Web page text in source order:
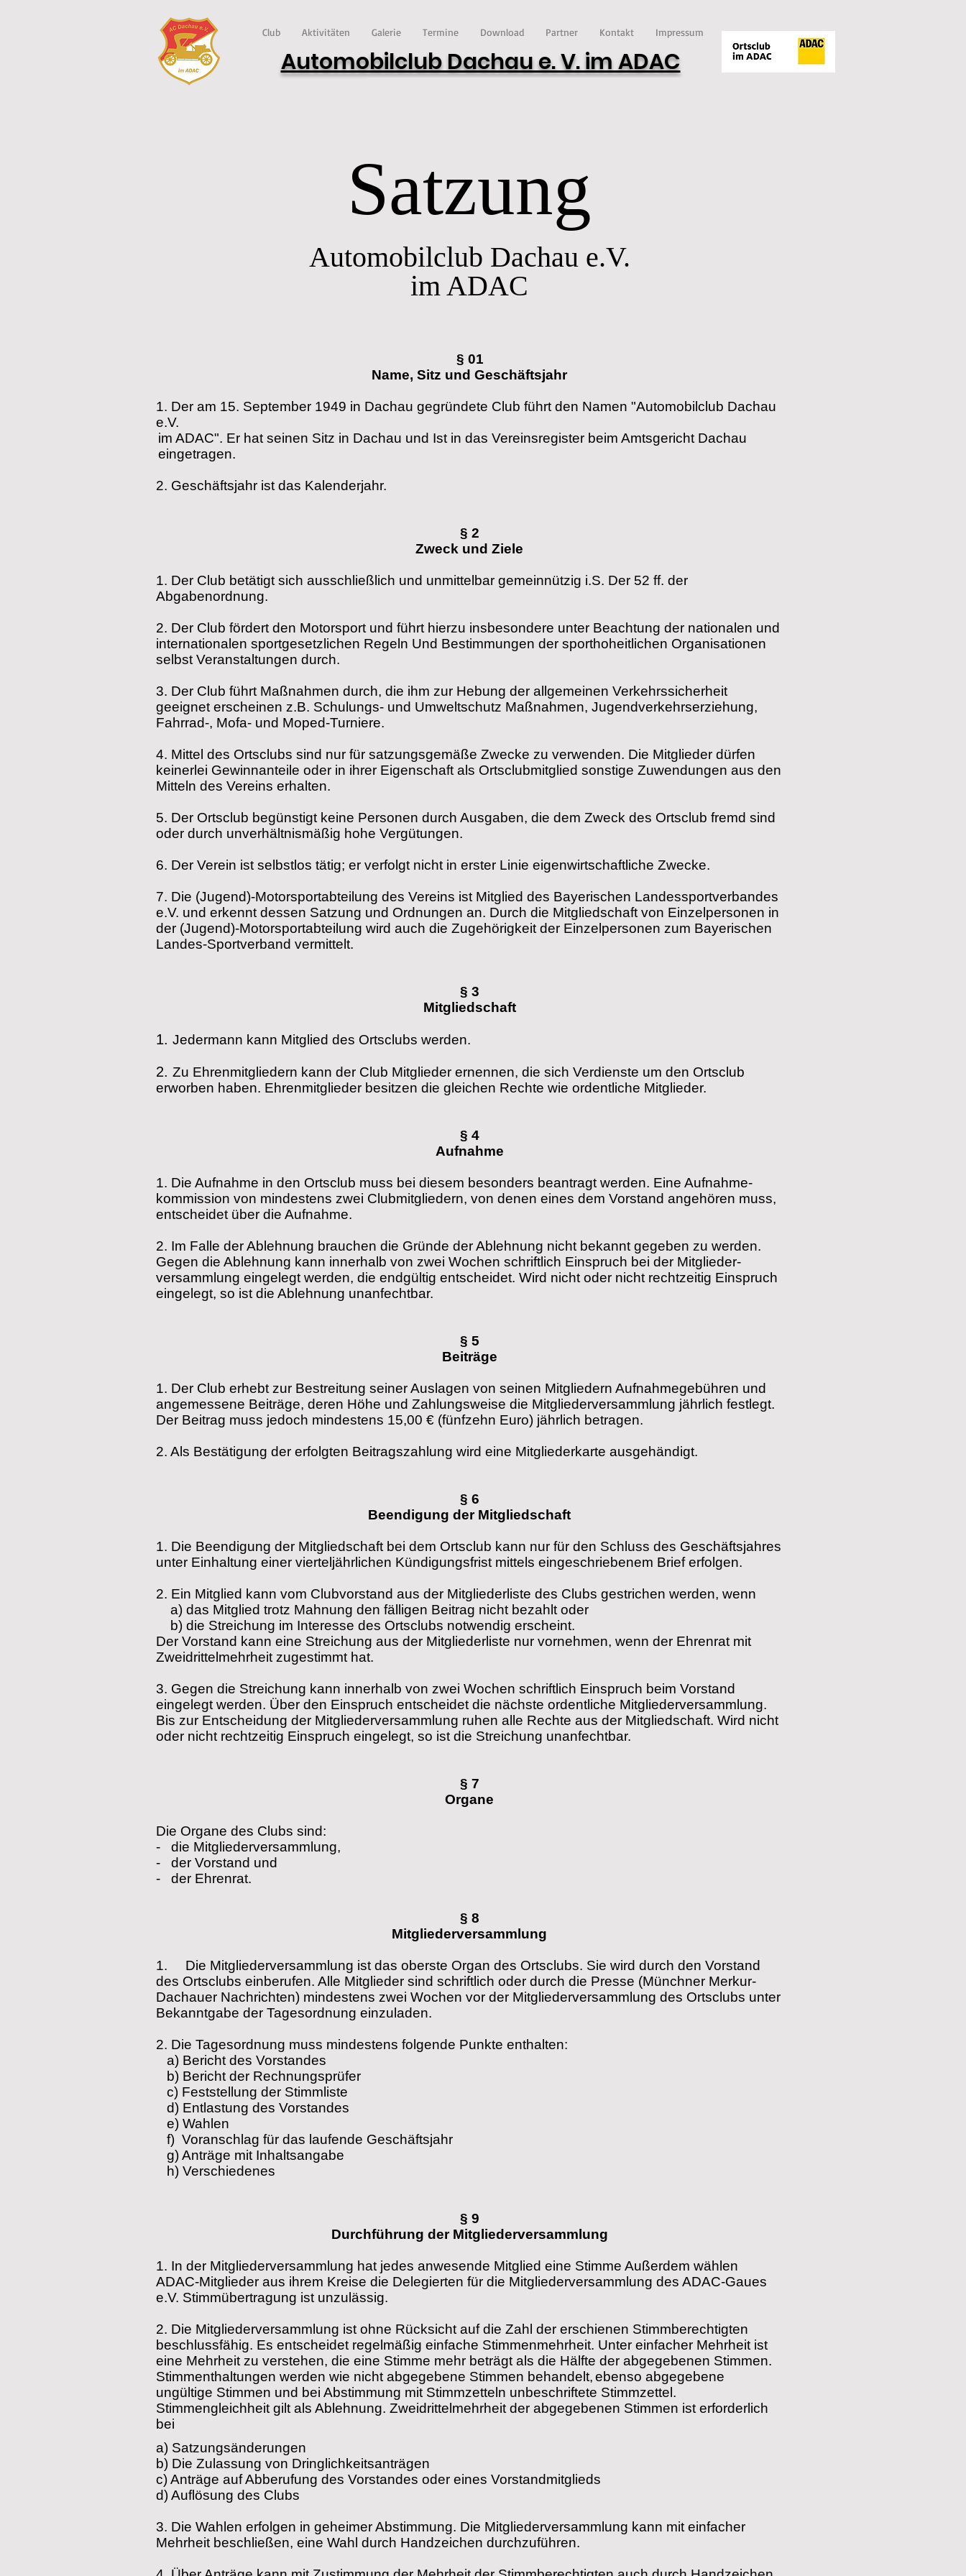
Club Aktivitäten Galerie Termine Download Partner Kontakt Impressum
Automobilclub Dachau e. V. im ADAC
Satzung
Automobilclub Dachau e.V.
im ADAC
§ 01
Name, Sitz und Geschäftsjahr
1. Der am 15. September 1949 in Dachau gegründete Club führt den Namen "Automobilclub Dachau
e.V.
im ADAC". Er hat seinen Sitz in Dachau und Ist in das Vereinsregister beim Amtsgericht Dachau
eingetragen.
2. Geschäftsjahr ist das Kalenderjahr.
§ 2
Zweck und Ziele
1. Der Club betätigt sich ausschließlich und unmittelbar gemeinnützig i.S. Der 52 ff. der
Abgabenordnung.
2. Der Club fördert den Motorsport und führt hierzu insbesondere unter Beachtung der nationalen und
internationalen sportgesetzlichen Regeln Und Bestimmungen der sporthoheitlichen Organisationen
selbst Veranstaltungen durch.
3. Der Club führt Maßnahmen durch, die ihm zur Hebung der allgemeinen Verkehrssicherheit
geeignet erscheinen z.B. Schulungs- und Umweltschutz Maßnahmen, Jugendverkehrserziehung,
Fahrrad-, Mofa- und Moped-Turniere.
4. Mittel des Ortsclubs sind nur für satzungsgemäße Zwecke zu verwenden. Die Mitglieder dürfen
keinerlei Gewinnanteile oder in ihrer Eigenschaft als Ortsclubmitglied sonstige Zuwendungen aus den
Mitteln des Vereins erhalten.
5. Der Ortsclub begünstigt keine Personen durch Ausgaben, die dem Zweck des Ortsclub fremd sind
oder durch unverhältnismäßig hohe Vergütungen.
6. Der Verein ist selbstlos tätig; er verfolgt nicht in erster Linie eigenwirtschaftliche Zwecke.
7. Die (Jugend)-Motorsportabteilung des Vereins ist Mitglied des Bayerischen Landessportverbandes
e.V. und erkennt dessen Satzung und Ordnungen an. Durch die Mitgliedschaft von Einzelpersonen in
der (Jugend)-Motorsportabteilung wird auch die Zugehörigkeit der Einzelpersonen zum Bayerischen
Landes-Sportverband vermittelt.
§ 3
Mitgliedschaft
1. Jedermann kann Mitglied des Ortsclubs werden.
2. Zu Ehrenmitgliedern kann der Club Mitglieder ernennen, die sich Verdienste um den Ortsclub
erworben haben. Ehrenmitglieder besitzen die gleichen Rechte wie ordentliche Mitglieder.
§ 4
Aufnahme
1. Die Aufnahme in den Ortsclub muss bei diesem besonders beantragt werden. Eine Aufnahme-
kommission von mindestens zwei Clubmitgliedern, von denen eines dem Vorstand angehören muss,
entscheidet über die Aufnahme.
2. Im Falle der Ablehnung brauchen die Gründe der Ablehnung nicht bekannt gegeben zu werden.
Gegen die Ablehnung kann innerhalb von zwei Wochen schriftlich Einspruch bei der Mitglieder-
versammlung eingelegt werden, die endgültig entscheidet. Wird nicht oder nicht rechtzeitig Einspruch
eingelegt, so ist die Ablehnung unanfechtbar.
§ 5
Beiträge
1. Der Club erhebt zur Bestreitung seiner Auslagen von seinen Mitgliedern Aufnahmegebühren und
angemessene Beiträge, deren Höhe und Zahlungsweise die Mitgliederversammlung jährlich festlegt.
Der Beitrag muss jedoch mindestens 15,00 € (fünfzehn Euro) jährlich betragen.
2. Als Bestätigung der erfolgten Beitragszahlung wird eine Mitgliederkarte ausgehändigt.
§ 6
Beendigung der Mitgliedschaft
1. Die Beendigung der Mitgliedschaft bei dem Ortsclub kann nur für den Schluss des Geschäftsjahres
unter Einhaltung einer vierteljährlichen Kündigungsfrist mittels eingeschriebenem Brief erfolgen.
2. Ein Mitglied kann vom Clubvorstand aus der Mitgliederliste des Clubs gestrichen werden, wenn
a) das Mitglied trotz Mahnung den fälligen Beitrag nicht bezahlt oder
b) die Streichung im Interesse des Ortsclubs notwendig erscheint.
Der Vorstand kann eine Streichung aus der Mitgliederliste nur vornehmen, wenn der Ehrenrat mit
Zweidrittelmehrheit zugestimmt hat.
3. Gegen die Streichung kann innerhalb von zwei Wochen schriftlich Einspruch beim Vorstand
eingelegt werden. Über den Einspruch entscheidet die nächste ordentliche Mitgliederversammlung.
Bis zur Entscheidung der Mitgliederversammlung ruhen alle Rechte aus der Mitgliedschaft. Wird nicht
oder nicht rechtzeitig Einspruch eingelegt, so ist die Streichung unanfechtbar.
§ 7
Organe
Die Organe des Clubs sind:
-
die Mitgliederversammlung,
-
der Vorstand und
-
der Ehrenrat.
§ 8
Mitgliederversammlung
1.
Die Mitgliederversammlung ist das oberste Organ des Ortsclubs. Sie wird durch den Vorstand
des Ortsclubs einberufen. Alle Mitglieder sind schriftlich oder durch die Presse (Münchner Merkur-
Dachauer Nachrichten) mindestens zwei Wochen vor der Mitgliederversammlung des Ortsclubs unter
Bekanntgabe der Tagesordnung einzuladen.
2. Die Tagesordnung muss mindestens folgende Punkte enthalten:
a) Bericht des Vorstandes
b) Bericht der Rechnungsprüfer
c) Feststellung der Stimmliste
d) Entlastung des Vorstandes
e) Wahlen
f) Voranschlag für das laufende Geschäftsjahr
g)Anträge mit Inhaltsangabe
h) Verschiedenes
§ 9
Durchführung der Mitgliederversammlung
1. In der Mitgliederversammlung hat jedes anwesende Mitglied eine Stimme Außerdem wählen
ADAC-Mitglieder aus ihrem Kreise die Delegierten für die Mitgliederversammlung des ADAC-Gaues
e.V. Stimmübertragung ist unzulässig.
2. Die Mitgliederversammlung ist ohne Rücksicht auf die Zahl der erschienen Stimmberechtigten
beschlussfähig. Es entscheidet regelmäßig einfache Stimmenmehrheit. Unter einfacher Mehrheit ist
eine Mehrheit zu verstehen, die eine Stimme mehr beträgt als die Hälfte der abgegebenen Stimmen.
Stimmenthaltungen werden wie nicht abgegebene Stimmen behandelt,ebenso abgegebene
ungültige Stimmen und bei Abstimmung mit Stimmzetteln unbeschriftete Stimmzettel.
Stimmengleichheit gilt als Ablehnung. Zweidrittelmehrheit der abgegebenen Stimmen ist erforderlich
bei
a) Satzungsänderungen
b) Die Zulassung von Dringlichkeitsanträgen
c)Anträge auf Abberufung des Vorstandes oder eines Vorstandmitglieds
d)Auflösung des Clubs
3. Die Wahlen erfolgen in geheimer Abstimmung. Die Mitgliederversammlung kann mit einfacher
Mehrheit beschließen, eine Wahl durch Handzeichen durchzuführen.